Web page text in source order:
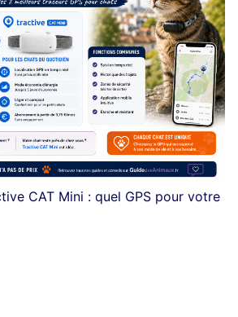
CAT Mini : quel GPS pour votre